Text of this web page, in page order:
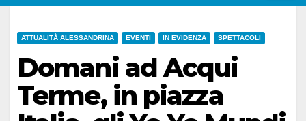
ATTUALITÀ ALESSANDRINA EVENTI IN EVIDENZA SPETTACOLI
Domani ad Acqui
Terme, in piazza